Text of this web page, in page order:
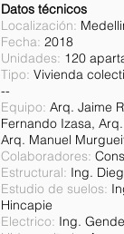
Datos técnicos
Localización:
Fecha: 2018
Unidades: 120
Tipo: Vivienda
--
Equipo: Arq. Jaime
Fernando Izasa,
Arq. Manuel
Colaboradores:
Estructural: Ing.
Estudio de suelos:
Hincapie
Electrico: Ing.